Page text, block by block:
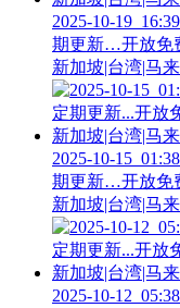
2025-10-
期更新…开放免
新加坡|台湾|马
2025-10-
期更新…开放免
新加坡|台湾|马
2025-10-